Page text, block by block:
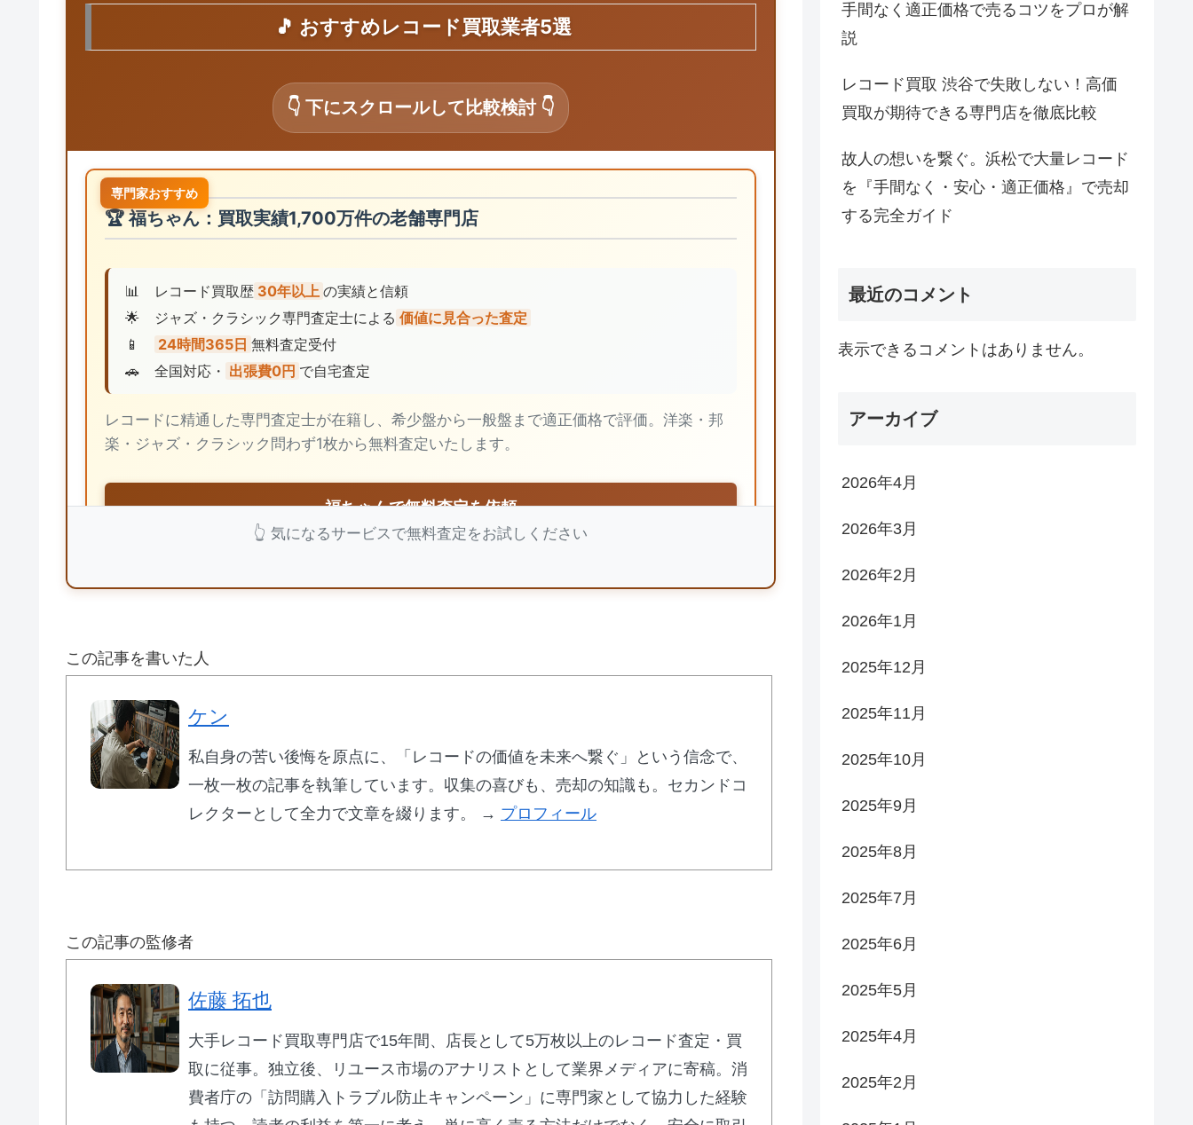
🎵 おすすめレコード買取業者5選
👇 下にスクロールして比較検討 👇
🏆 福ちゃん：買取実績1,700万件の老舗専門店
専門家おすすめ
📊 レコード買取歴 30年以上 の実績と信頼
🌟
ジャズ・クラシック専門査定士による 価値に見合った査定
📱
24時間365日 無料査定受付
🚗
全国対応・ 出張費0円 で自宅査定
レコードに精通した専門査定士が在籍し、希少盤から一般盤まで適正価格で評価。洋楽・邦
楽・ジャズ・クラシック問わず1枚から無料査定いたします。
福ちゃんで無料査定を依頼
🏅 東証上場企業の
👨‍💼レコード専門知識豊富な
🔄 ジャケット破損・音質劣化品も 査定対象
📞
契約後8日間 のクーリングオフ保証
🎧 エコストアレコード：渋谷発の専門店30年
👆 気になるサービスで無料査定をお試しください
この記事を書いた人
ケン
私自身の苦い後悔を原点に、「レコードの価値を未来へ繋ぐ」という信念で、
一枚一枚の記事を執筆しています。収集の喜びも、売却の知識も。セカンドコ
レクターとして全力で文章を綴ります。 → プロフィール
この記事の監修者
佐藤 拓也
大手レコード買取専門店で15年間、店長として5万枚以上のレコード査定・買
取に従事。独立後、リユース市場のアナリストとして業界メディアに寄稿。消
費者庁の「訪問購入トラブル防止キャンペーン」に専門家として協力した経験
手間なく適正価格で売るコツをプロが解
説
レコード買取 渋谷で失敗しない！高価
買取が期待できる専門店を徹底比較
故人の想いを繋ぐ。浜松で大量レコード
を『手間なく・安心・適正価格』で売却
する完全ガイド
最近のコメント
表示できるコメントはありません。
アーカイブ
2026年4月
2026年3月
2026年2月
2026年1月
2025年12月
2025年11月
2025年10月
2025年9月
2025年8月
2025年7月
2025年6月
2025年5月
2025年4月
2025年2月